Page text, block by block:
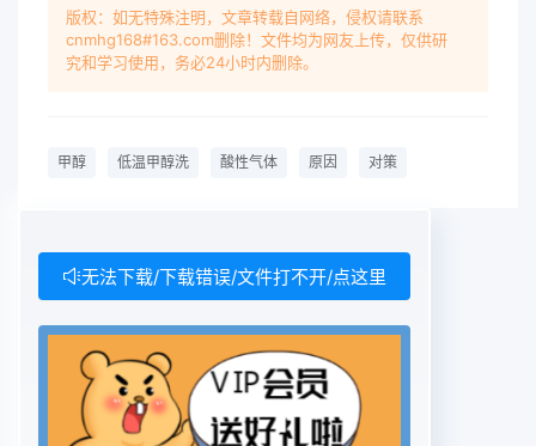
次经过预醇消耗保证值最大为135kg/h,其中排污甲
醇量洗段、硫化氢吸收段、二氧化碳吸收段、主洗
段、精为50kg/h,其它甲醇消耗正常为50kg/h,最大
COS、CO2等;洗涤后的气体从塔顶出来分别经过
醇流失不外乎以下几工序。气体工艺流程如图1所
示。方面原因:①气体夹带,主要有合成气、二氧化碳
氧化碳气体气体、尾气、酸气的夹带;②装置的跑冒
滴漏;③再去甲醇合成装置贫甲醇洗涤生系统排放不
合格,排放废水中甲醇含量偏高,造主洗甲醇冷却后成
甲醇流失。半贫甲醇低温甲醇洗装置的甲醇水塔按照
版权：如无特殊注明，文章转载自网络，侵权请联系
cnmhg168#163.com删除！文件均为网友上传，仅供研
究和学习使用，务必24小时内删除。
甲醇 低温甲醇洗 酸性气体 原因 对策
无法下载/下载错误/文件打不开/点这里